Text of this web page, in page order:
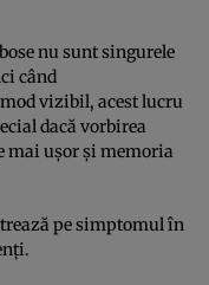
nu sunt singurele
când
vizibil, acest lucru
dacă vorbirea
mai ușor și memoria
pe simptomul în